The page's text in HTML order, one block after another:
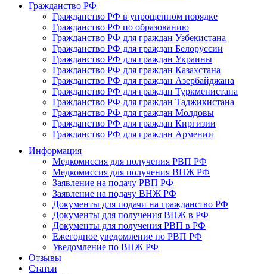
Гражданство РФ
Гражданство РФ в упрощенном порядке
Гражданство РФ по образованию
Гражданство РФ для граждан Узбекистана
Гражданство РФ для граждан Белоруссии
Гражданство РФ для граждан Украины
Гражданство РФ для граждан Казахстана
Гражданство РФ для граждан Азербайджана
Гражданство РФ для граждан Туркменистана
Гражданство РФ для граждан Таджикистана
Гражданство РФ для граждан Молдовы
Гражданство РФ для граждан Киргизии
Гражданство РФ для граждан Армении
Информация
Медкомиссия для получения РВП РФ
Медкомиссия для получения ВНЖ РФ
Заявление на подачу РВП РФ
Заявление на подачу ВНЖ РФ
Документы для подачи на гражданство РФ
Документы для получения ВНЖ в РФ
Документы для получения РВП в РФ
Ежегодное уведомление по РВП РФ
Уведомление по ВНЖ РФ
Отзывы
Статьи